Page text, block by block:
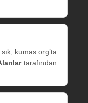
kumas.org’ta
tarafından